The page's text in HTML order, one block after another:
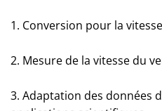
1. Conversion pour la
2. Mesure de la vitesse du
3. Adaptation des données